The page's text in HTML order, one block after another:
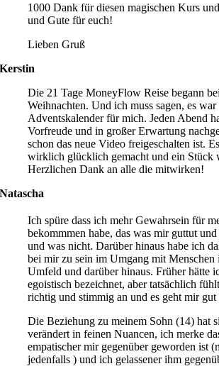
1000 Dank für diesen magischen Kurs
und Gute für euch!
Lieben Gruß
Kerstin
Die 21 Tage MoneyFlow Reise begann
Weihnachten. Und ich muss sagen, es
Adventskalender für mich. Jeden Abend
Vorfreude und in großer Erwartung
schon das neue Video freigeschalten ist.
wirklich glücklich gemacht und ein Stück
Herzlichen Dank an alle die mitwirken!
Natascha
Ich spüre dass ich mehr Gewahrsein für
bekommmen habe, das was mir guttut
und was nicht. Darüber hinaus habe ich
bei mir zu sein im Umgang mit Menschen
Umfeld und darüber hinaus. Früher hätte
egoistisch bezeichnet, aber tatsächlich
richtig und stimmig an und es geht mir gut
Die Beziehung zu meinem Sohn (14) hat
verändert in feinen Nuancen, ich merke
empatischer mir gegenüber geworden ist
jedenfalls ) und ich gelassener ihm